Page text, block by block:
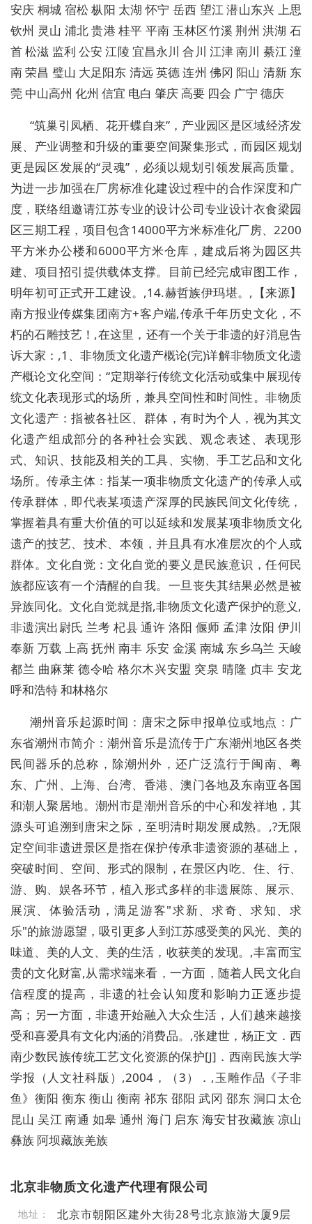
安庆 桐城 宿松 枞阳 太湖 怀宁 岳西 望江 潜山东兴 上思
钦州 灵山 浦北 贵港 桂平 平南 玉林区竹溪 荆州 洪湖 石
首 松滋 监利 公安 江陵 宜昌永川 合川 江津 南川 綦江 潼
南 荣昌 璧山 大足阳东 清远 英德 连州 佛冈 阳山 清新 东
莞 中山高州 化州 信宜 电白 肇庆 高要 四会 广宁 德庆
“筑巢引凤栖、花开蝶自来”，产业园区是区域经济发
展、产业调整和升级的重要空间聚集形式，而园区规划
更是园区发展的“灵魂”，必须以规划引领发展高质量。
为进一步加强在厂房标准化建设过程中的合作深度和广
度，联络组邀请江苏专业的设计公司专业设计衣食梁园
区三期工程，项目包含14000平方米标准化厂房、2200
平方米办公楼和6000平方米仓库，建成后将为园区共
建、项目招引提供载体支撑。目前已经完成审图工作，
明年初可正式开工建设。,14.赫哲族伊玛堪。,【来源】
南方报业传媒集团南方+客户端,传承千年历史文化，不
朽的石雕技艺！,在这里，还有一个关于非遗的好消息告
诉大家：,1、非物质文化遗产概论(完)详解非物质文化遗
产概论文化空间：“定期举行传统文化活动或集中展现传
统文化表现形式的场所，兼具空间性和时间性。非物质
文化遗产：指被各社区、群体，有时为个人，视为其文
化遗产组成部分的各种社会实践、观念表述、表现形
式、知识、技能及相关的工具、实物、手工艺品和文化
场所。传承主体：指某一项非物质文化遗产的传承人或
传承群体，即代表某项遗产深厚的民族民间文化传统，
掌握着具有重大价值的可以延续和发展某项非物质文化
遗产的技艺、技术、本领，并且具有水准层次的个人或
群体。文化自觉：文化自觉的要义是民族意识，任何民
族都应该有一个清醒的自我。一旦丧失其结果必然是被
异族同化。文化自觉就是指,非物质文化遗产保护的意义,
非遗演出尉氏 兰考 杞县 通许 洛阳 偃师 孟津 汝阳 伊川
奉新 万载 上高 抚州 南丰 乐安 金溪 南城 东乡乌兰 天峻
都兰 曲麻莱 德令哈 格尔木兴安盟 突泉 晴隆 贞丰 安龙
呼和浩特 和林格尔
潮州音乐起源时间：唐宋之际申报单位或地点：广
东省潮州市简介：潮州音乐是流传于广东潮州地区各类
民间器乐的总称，除潮州外，还广泛流行于闽南、粤
东、广州、上海、台湾、香港、澳门各地及东南亚各国
和潮人聚居地。潮州市是潮州音乐的中心和发祥地，其
源头可追溯到唐宋之际，至明清时期发展成熟。,?无限
定空间非遗进景区是指在保护传承非遗资源的基础上，
突破时间、空间、形式的限制，在景区内吃、住、行、
游、购、娱各环节，植入形式多样的非遗展陈、展示、
展演、体验活动，满足游客"求新、求奇、求知、求
乐"的旅游愿望，吸引更多人到江苏感受美的风光、美的
味道、美的人文、美的生活，收获美的发现。,丰富而宝
贵的文化财富,从需求端来看，一方面，随着人民文化自
信程度的提高，非遗的社会认知度和影响力正逐步提
高；另一方面，非遗开始融入大众生活，人们越来越接
受和喜爱具有文化内涵的消费品。,张建世，杨正文．西
南少数民族传统工艺文化资源的保护[J]．西南民族大学
学报（人文社科版）,2004，（3）．,玉雕作品《子非
鱼》衡阳 衡东 衡山 衡南 祁东 邵阳 武冈 邵东 洞口太仓
昆山 吴江 南通 如皋 通州 海门 启东 海安甘孜藏族 凉山
彝族 阿坝藏族羌族
北京非物质文化遗产代理有限公司
地址： 北京市朝阳区建外大街28号北京旅游大厦9层